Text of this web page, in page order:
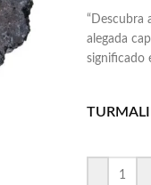
“Descubra
alegada
significado